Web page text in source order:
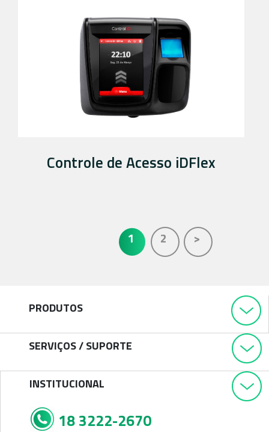
Controle de Acesso iDFlex
1 2 >
PRODUTOS
SERVIÇOS / SUPORTE
INSTITUCIONAL
18 3222-2670